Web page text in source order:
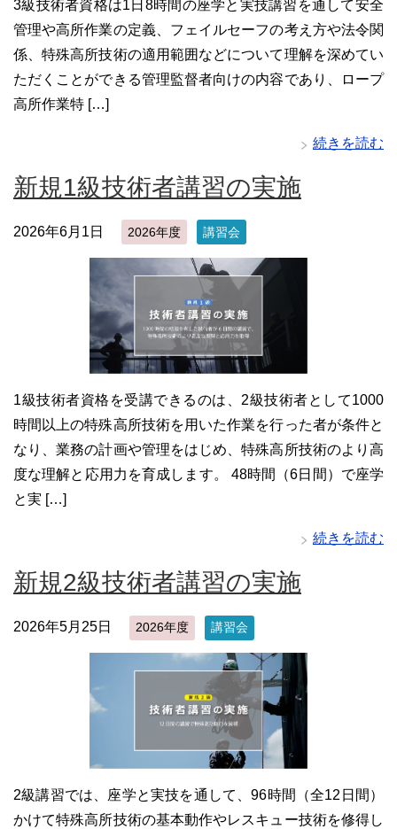
3級技術者資格は1日8時間の座学と実技講習を通して安全
管理や高所作業の定義、フェイルセーフの考え方や法令関
係、特殊高所技術の適用範囲などについて理解を深めてい
ただくことができる管理監督者向けの内容であり、ロープ
高所作業特 […]
続きを読む
新規1級技術者講習の実施
2026年6月1日 2026年度 講習会
1級技術者資格を受講できるのは、2級技術者として1000
時間以上の特殊高所技術を用いた作業を行った者が条件と
なり、業務の計画や管理をはじめ、特殊高所技術のより高
度な理解と応用力を育成します。 48時間（6日間）で座学
と実 […]
続きを読む
新規2級技術者講習の実施
2026年5月25日 2026年度 講習会
2級講習では、座学と実技を通して、96時間（全12日間）
かけて特殊高所技術の基本動作やレスキュー技術を修得し